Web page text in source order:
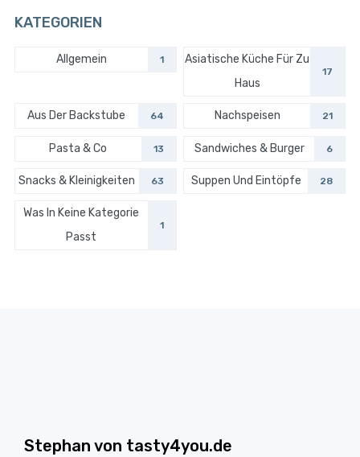
KATEGORIEN
Allgemein 1
Asiatische Küche Für Zu
Haus
17
Aus Der Backstube 64 Nachspeisen 21
Pasta & Co 13 Sandwiches & Burger 6
Snacks & Kleinigkeiten 63 Suppen Und Eintöpfe 28
Was In Keine Kategorie
Passt
1
Stephan von tasty4you.de